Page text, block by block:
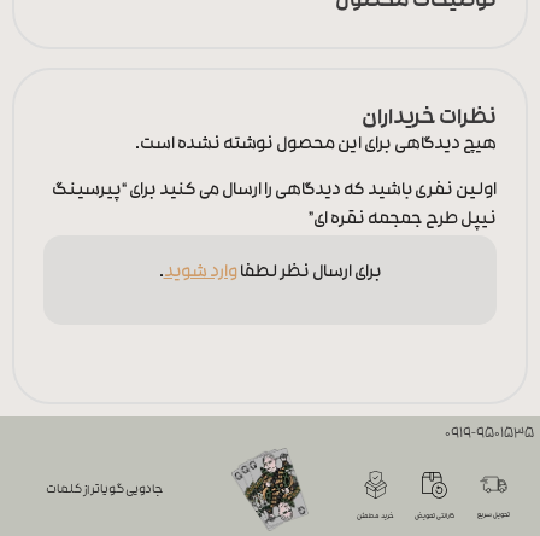
نظرات خریداران
هیچ دیدگاهی برای این محصول نوشته نشده است.
اولین نفری باشید که دیدگاهی را ارسال می کنید برای “پیرسینگ